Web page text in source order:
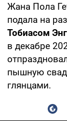
Жана Пола
подала на
Тобиасом
в декабре
пышную
глянцами.